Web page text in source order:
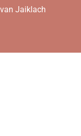
Jaiklach